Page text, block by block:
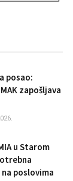
posao:
zapošljava
u Starom
poslovima